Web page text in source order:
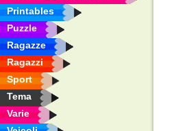
Printables
Puzzle
Ragazze
Ragazzi
Sport
Tema
Varie